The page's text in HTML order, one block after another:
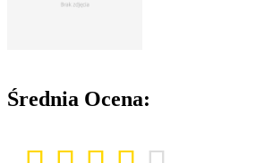
Średnia Ocena: